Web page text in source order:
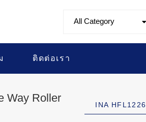
All Category
ติดต่อเรา
Way Roller
INA